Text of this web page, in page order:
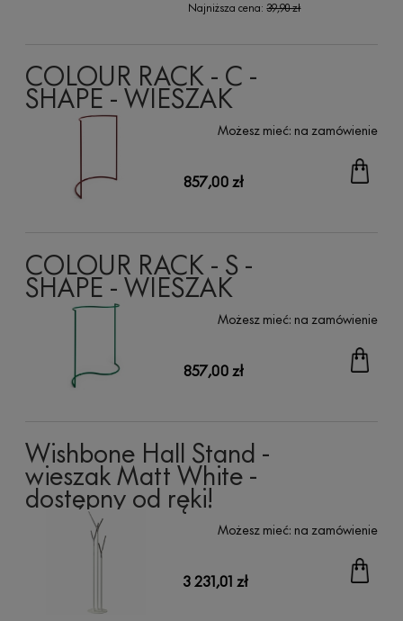
Najniższa cena:39,90 zł
COLOUR RACK - C -
SHAPE - WIESZAK
Możesz mieć: na zamówienie
857,00 zł
COLOUR RACK - S -
SHAPE - WIESZAK
Możesz mieć: na zamówienie
857,00 zł
Wishbone Hall Stand -
wieszak Matt White -
dostępny od ręki!
Możesz mieć: na zamówienie
3 231,01 zł